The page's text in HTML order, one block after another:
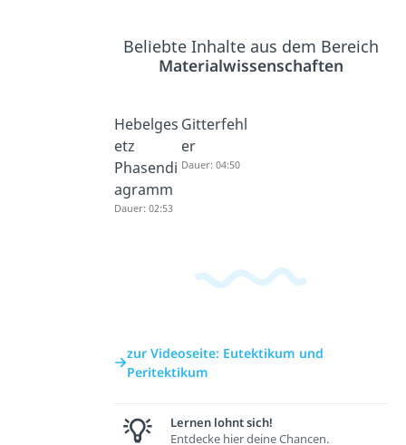
Beliebte Inhalte aus dem Bereich
Materialwissenschaften
Hebelges
etz
Phasendi
agramm
Dauer: 02:53
Gitterfehl
er
Dauer: 04:50
zur Videoseite: Eutektikum und
Peritektikum
Lernen lohnt sich!
Entdecke hier deine Chancen.